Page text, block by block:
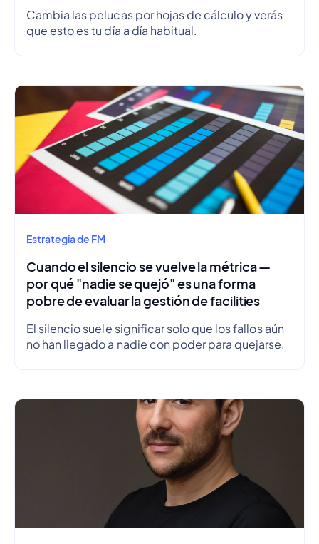
Cambia las pelucas por hojas de cálculo y verás
que esto es tu día a día habitual.
Estrategia de FM
Cuando el silencio se vuelve la métrica —
por qué "nadie se quejó" es una forma
pobre de evaluar la gestión de facilities
El silencio suele significar solo que los fallos aún
no han llegado a nadie con poder para quejarse.